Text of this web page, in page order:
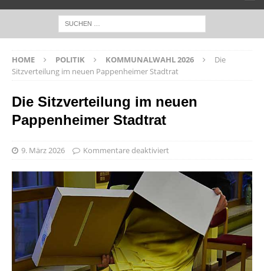
HOME POLITIK KOMMUNALWAHL 2026
Die
Sitzverteilung im neuen Pappenheimer Stadtrat
Die Sitzverteilung im neuen
Pappenheimer Stadtrat
9. März 2026 Kommentare deaktiviert